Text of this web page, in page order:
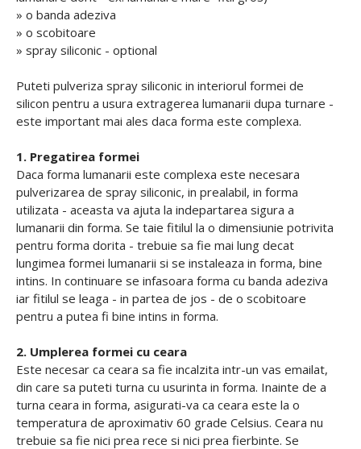
» o banda adeziva
» o scobitoare
» spray siliconic - optional
Puteti pulveriza spray siliconic in interiorul formei de
silicon pentru a usura extragerea lumanarii dupa turnare -
este important mai ales daca forma este complexa.
1. Pregatirea formei
Daca forma lumanarii este complexa este necesara
pulverizarea de spray siliconic, in prealabil, in forma
utilizata - aceasta va ajuta la indepartarea sigura a
lumanarii din forma. Se taie fitilul la o dimensiunie potrivita
pentru forma dorita - trebuie sa fie mai lung decat
lungimea formei lumanarii si se instaleaza in forma, bine
intins. In continuare se infasoara forma cu banda adeziva
iar fitilul se leaga - in partea de jos - de o scobitoare
pentru a putea fi bine intins in forma.
2. Umplerea formei cu ceara
Este necesar ca ceara sa fie incalzita intr-un vas emailat,
din care sa puteti turna cu usurinta in forma. Inainte de a
turna ceara in forma, asigurati-va ca ceara este la o
temperatura de aproximativ 60 grade Celsius. Ceara nu
trebuie sa fie nici prea rece si nici prea fierbinte. Se